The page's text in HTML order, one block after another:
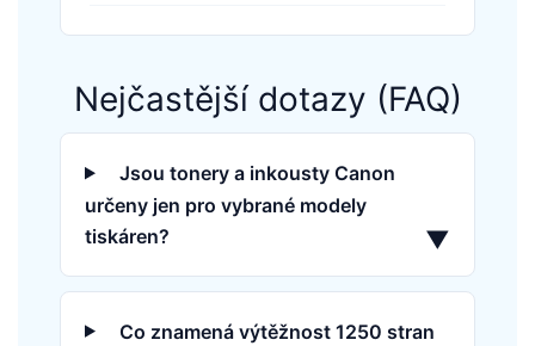
Nejčastější dotazy (FAQ)
Jsou tonery a inkousty Canon
určeny jen pro vybrané modely
tiskáren?
▼
Co znamená výtěžnost 1250 stran